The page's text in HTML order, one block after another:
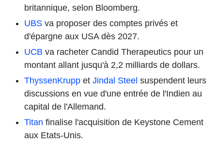
britannique, selon Bloomberg.
UBS va proposer des comptes privés et
d'épargne aux USA dès 2027.
UCB va racheter Candid Therapeutics pour un
montant allant jusqu'à 2,2 milliards de dollars.
ThyssenKrupp et Jindal Steel suspendent leurs
discussions en vue d'une entrée de l'Indien au
capital de l'Allemand.
Titan finalise l'acquisition de Keystone Cement
aux Etats-Unis.